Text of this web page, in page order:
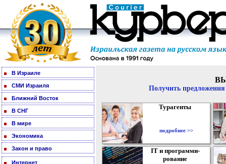
В Израиле
СМИ Израиля
Ближний Восток
В СНГ
В мире
Экономика
Закон и право
Интернет
Получить
Турагенты
подробнее >>
IT и программи-
рование